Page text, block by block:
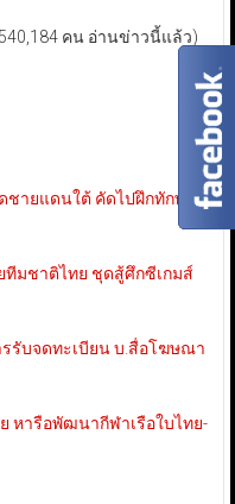
คน อ่านข่าวนี้แล้ว)
ชายแดนใต้ คัดไปฝึกทักษะ
มชาติไทย ชุดสู้ศึกซีเกมส์
รรับจดทะเบียน บ.สื่อโฆษณา
หารือพัฒนากีฬาเรือใบไทย-